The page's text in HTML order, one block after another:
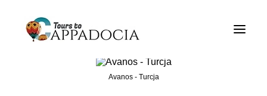
Restauracje w pobliżu
Cappadocia Tours
Avanos - Turcja